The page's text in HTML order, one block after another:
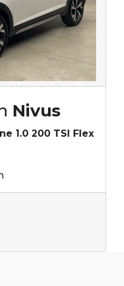
Nivus
1.0 200 TSI Flex